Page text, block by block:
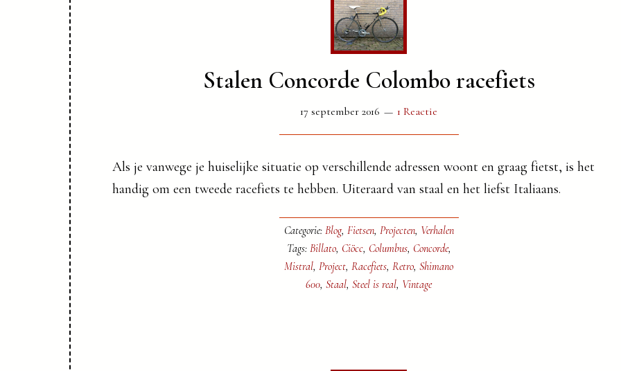
Stalen Concorde Colombo racefiets
17 september 2016 1 Reactie
Als je vanwege je huiselijke situatie op verschillende adressen woont en graag fietst, is het
handig om een tweede racefiets te hebben. Uiteraard van staal en het liefst Italiaans.
Categorie: Blog, Fietsen, Projecten, Verhalen
Tags: Billato, Ciöcc, Columbus, Concorde,
Mistral, Project, Racefiets, Retro, Shimano
600, Staal, Steel is real, Vintage